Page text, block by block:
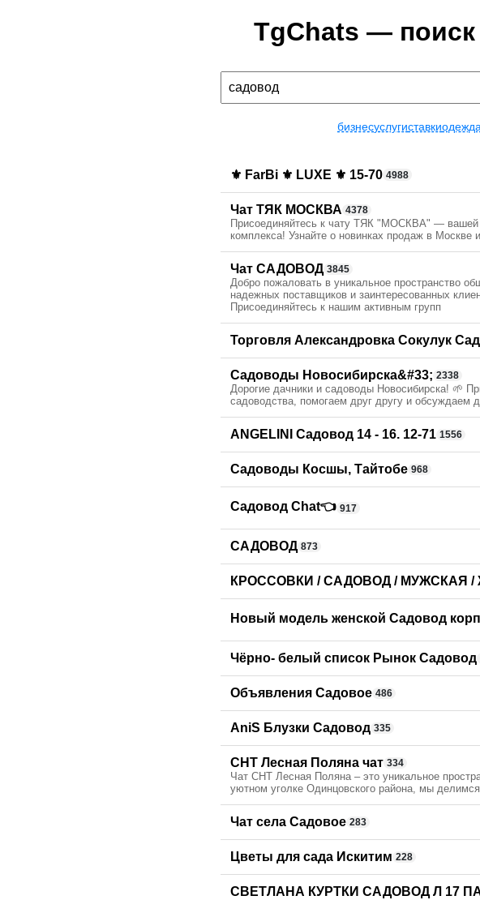
TgChats — поиск
бизнесуслугиставкиодежда
⚜️ FarBi ⚜️ LUXE ⚜️ 15-70 4988
Чат ТЯК МОСКВА 4378
Присоединяйтесь к чату ТЯК "МОСКВА" — вашей
комплекса! Узнайте о новинках продаж в Москве
Чат САДОВОД 3845
Добро пожаловать в уникальное пространство
надежных поставщиков и заинтересованных
Присоединяйтесь к нашим активным групп
Торговля Александровка Сокулук
Садоводы Новосибирска&#33; 2338
Дорогие дачники и садоводы Новосибирска! 🌱
садоводства, помогаем друг другу и обсуждаем
ANGELINI Садовод 14 - 16. 12-71 1556
Садоводы Косшы, Тайтобе 968
Садовод Chat👈 917
САДОВОД 873
КРОССОВКИ / САДОВОД / МУЖСКАЯ /
Новый модель женской Садовод
Чёрно- белый список Рынок Садовод
Объявления Садовое 486
AniS Блузки Садовод 335
СНТ Лесная Поляна чат 334
Чат СНТ Лесная Поляна – это уникальное
уютном уголке Одинцовского района, мы
Чат села Садовое 283
Цветы для сада Искитим 228
СВЕТЛАНА КУРТКИ САДОВОД Л 17